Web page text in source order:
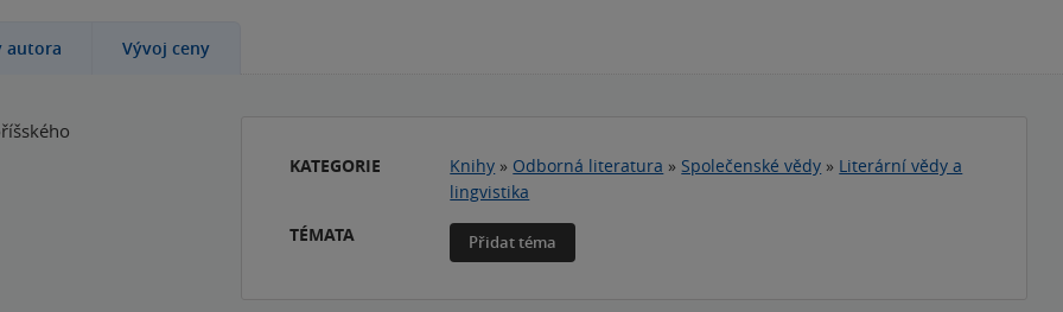
autora Vývoj ceny
KATEGORIE Knihy » Odborná literatura » Společenské vědy » Literární vědy a
lingvistika
TÉMATA
Přidat téma